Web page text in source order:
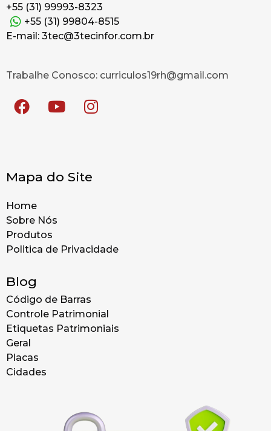
+55 (31) 99993-8323
+55 (31) 99804-8515
E-mail: 3tec@3tecinfor.com.br
Trabalhe Conosco: curriculos19rh@gmail.com
Mapa do Site
Home
Sobre Nós
Produtos
Politica de Privacidade
Blog
Código de Barras
Controle Patrimonial
Etiquetas Patrimoniais
Geral
Placas
Cidades